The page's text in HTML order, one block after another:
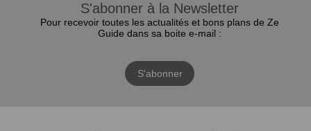
S'abonner à la Newsletter
Pour recevoir toutes les actualités et bons plans de Ze
Guide dans sa boite e-mail :
S'abonner